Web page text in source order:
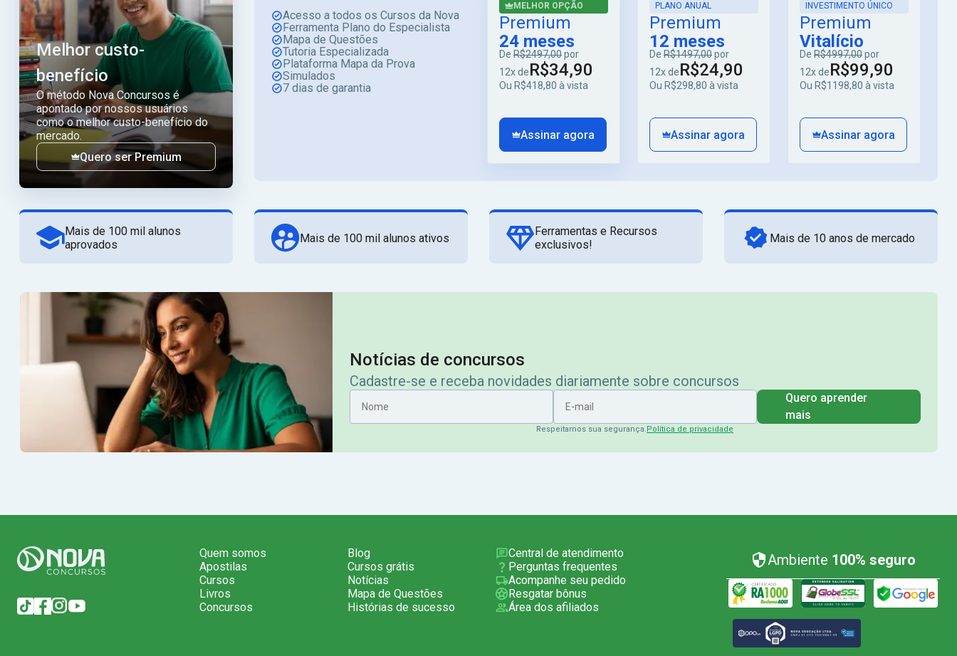
Melhor custo-
benefício
O método Nova Concursos é
apontado por nossos usuários
como o melhor custo-benefício do
mercado.
Quero ser Premium
Acesso a todos os Cursos da Nova
Ferramenta Plano do Especialista
Mapa de Questões
Tutoria Especializada
Plataforma Mapa da Prova
Simulados
7 dias de garantia
MELHOR OPÇÃO
Premium
24 meses
De R$2497,00por
12x deR$34,90
Ou R$418,80 à vista
Assinar agora
PLANO ANUAL
Premium
12 meses
De R$1497,00por
12x deR$24,90
Ou R$298,80 à vista
Assinar agora
INVESTIMENTO ÚNICO
Premium
Vitalício
De R$4997,00por
12x deR$99,90
Ou R$1198,80 à vista
Assinar agora
Mais de 100 mil alunos
aprovados
Mais de 100 mil alunos ativos
Ferramentas e Recursos
exclusivos!
Mais de 10 anos de mercado
Notícias de concursos
Cadastre-se e receba novidades diariamente sobre concursos
Nome
E-mail
Quero aprender
mais
Respeitamos sua segurança.Política de privacidade
Quem somos
Apostilas
Cursos
Livros
Concursos
Blog
Cursos grátis
Notícias
Mapa de Questões
Histórias de sucesso
Central de atendimento
Perguntas frequentes
Acompanhe seu pedido
Resgatar bônus
Área dos afiliados
Ambiente 100% seguro